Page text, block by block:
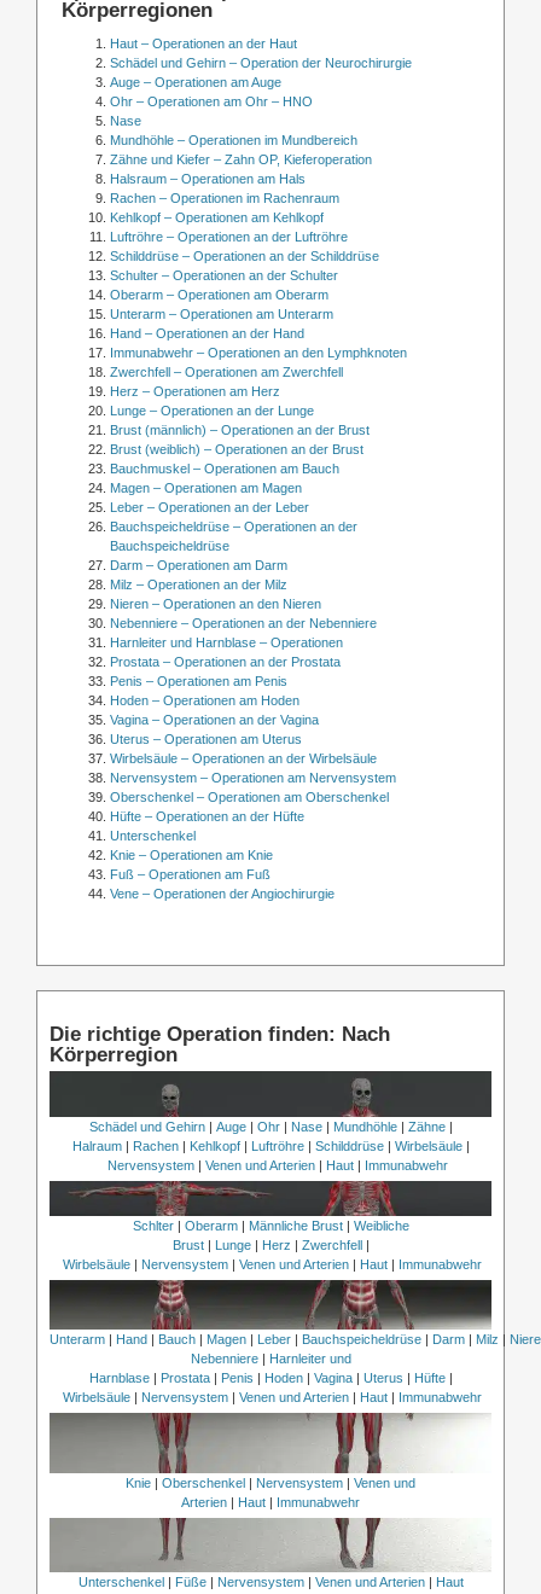
Körperregionen
Haut – Operationen an der Haut
Schädel und Gehirn – Operation der Neurochirurgie
Auge – Operationen am Auge
Ohr – Operationen am Ohr – HNO
Nase
Mundhöhle – Operationen im Mundbereich
Zähne und Kiefer – Zahn OP, Kieferoperation
Halsraum – Operationen am Hals
Rachen – Operationen im Rachenraum
Kehlkopf – Operationen am Kehlkopf
Luftröhre – Operationen an der Luftröhre
Schilddrüse – Operationen an der Schilddrüse
Schulter – Operationen an der Schulter
Oberarm – Operationen am Oberarm
Unterarm – Operationen am Unterarm
Hand – Operationen an der Hand
Immunabwehr – Operationen an den Lymphknoten
Zwerchfell – Operationen am Zwerchfell
Herz – Operationen am Herz
Lunge – Operationen an der Lunge
Brust (männlich) – Operationen an der Brust
Brust (weiblich) – Operationen an der Brust
Bauchmuskel – Operationen am Bauch
Magen – Operationen am Magen
Leber – Operationen an der Leber
Bauchspeicheldrüse – Operationen an der
Bauchspeicheldrüse
Darm – Operationen am Darm
Milz – Operationen an der Milz
Nieren – Operationen an den Nieren
Nebenniere – Operationen an der Nebenniere
Harnleiter und Harnblase – Operationen
Prostata – Operationen an der Prostata
Penis – Operationen am Penis
Hoden – Operationen am Hoden
Vagina – Operationen an der Vagina
Uterus – Operationen am Uterus
Wirbelsäule – Operationen an der Wirbelsäule
Nervensystem – Operationen am Nervensystem
Oberschenkel – Operationen am Oberschenkel
Hüfte – Operationen an der Hüfte
Unterschenkel
Knie – Operationen am Knie
Fuß – Operationen am Fuß
Vene – Operationen der Angiochirurgie
Die richtige Operation finden: Nach
Körperregion
Schädel und Gehirn| Auge| Ohr| Nase| Mundhöhle| Zähne|
Halraum| Rachen| Kehlkopf| Luftröhre| Schilddrüse| Wirbelsäule|
Nervensystem | Venen und Arterien | Haut | Immunabwehr
Schlter| Oberarm| Männliche Brust| Weibliche
Brust| Lunge| Herz | Zwerchfell|
Wirbelsäule | Nervensystem | Venen und Arterien | Haut | Immunabwehr
Unterarm| Hand| Bauch| Magen| Leber| Bauchspeicheldrüse| Darm| Milz |
Nebenniere| Harnleiter und
Harnblase| Prostata| Penis | Hoden| Vagina| Uterus | Hüfte|
Wirbelsäule | Nervensystem | Venen und Arterien | Haut | Immunabwehr
Knie Oberschenkel Nervensystem
Venen und
Arterien
Haut Immunabwehr
Unterschenkel Füße| Nervensystem| Venen und Arterien| Haut